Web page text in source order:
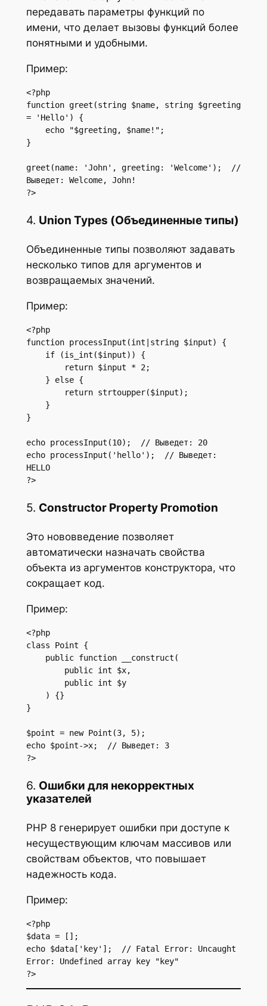
передавать параметры функций по
имени, что делает вызовы функций более
понятными и удобными.
Пример:
<?php
function greet(string $name, string $greeting
= 'Hello') {
}
greet(name: 'John', greeting: 'Welcome');  //
Выведет: Welcome, John!
?>
4. Union Types (Объединенные типы)
Объединенные типы позволяют задавать
несколько типов для аргументов и
возвращаемых значений.
Пример:
<?php
function processInput(int|string $input) {
}
echo processInput(10);  // Выведет: 20
echo processInput('hello');  // Выведет:
HELLO
?>
5. Constructor Property Promotion
Это нововведение позволяет
автоматически назначать свойства
объекта из аргументов конструктора, что
сокращает код.
Пример:
<?php
class Point {
}
$point = new Point(3, 5);
echo $point->x;  // Выведет: 3
?>
6. Ошибки для некорректных
указателей
PHP 8 генерирует ошибки при доступе к
несуществующим ключам массивов или
свойствам объектов, что повышает
надежность кода.
Пример:
<?php
$data = [];
echo $data['key'];  // Fatal Error: Uncaught
Error: Undefined array key "key"
?>